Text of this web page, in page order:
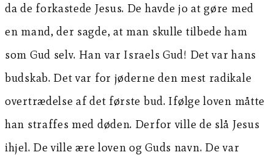
da de forkastede Jesus. De havde jo at gøre med
en mand, der sagde, at man skulle tilbede ham
som Gud selv. Han var Israels Gud! Det var hans
budskab. Det var for jøderne den mest radikale
overtrædelse af det første bud. Ifølge loven måtte
han straffes med døden. Derfor ville de slå Jesus
ihjel. De ville ære loven og Guds navn. De var